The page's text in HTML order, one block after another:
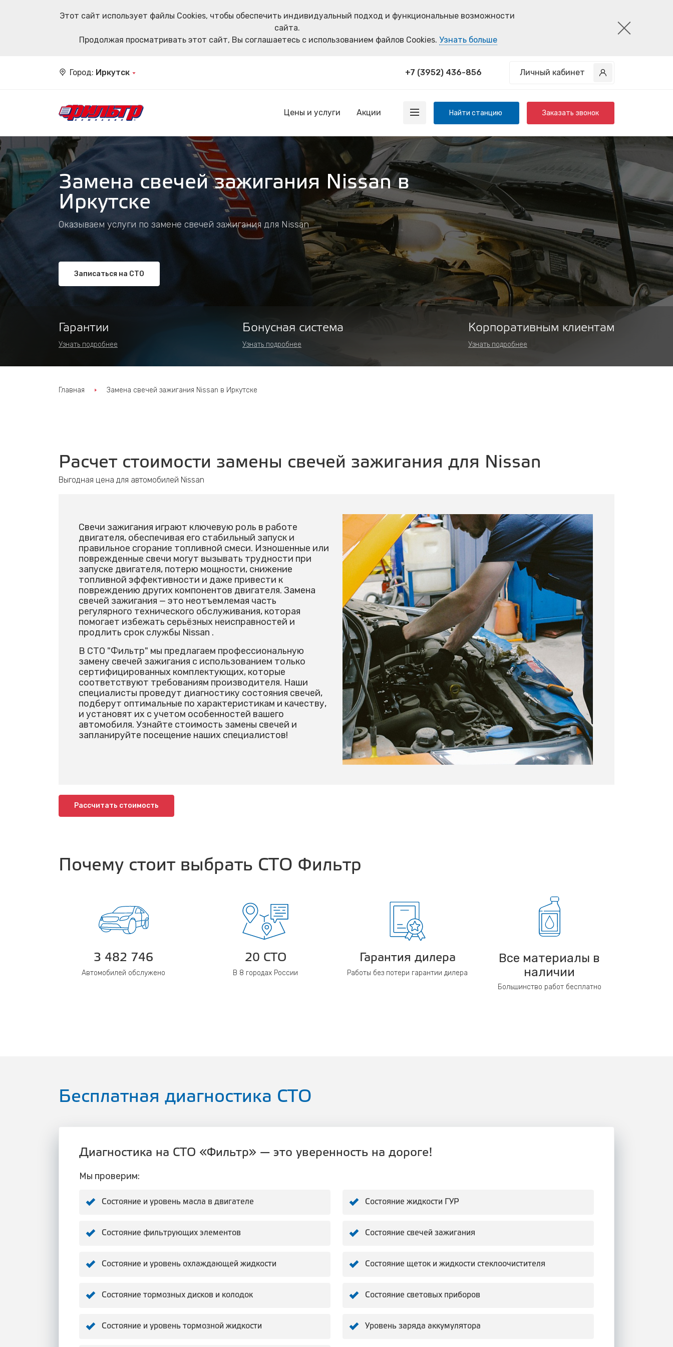
Этот сайт использует файлы Cookies, чтобы обеспечить индивидуальный подход и функциональные возможности
сайта.
Продолжая просматривать этот сайт, Вы соглашаетесь с использованием файлов Cookies. Узнать больше
Город: Иркутск +7 (3952) 436-856 Личный кабинет
Цены и услуги Акции Найти станцию Заказать звонок
Замена свечей зажигания Nissan в
Иркутске
Оказываем услуги по замене свечей зажигания для Nissan
Записаться на СТО
Гарантии
Узнать подробнее
Бонусная система
Узнать подробнее
Корпоративным клиентам
Узнать подробнее
Главная Замена свечей зажигания Nissan в Иркутске
Расчет стоимости замены свечей зажигания для Nissan
Выгодная цена для автомобилей Nissan
Свечи зажигания играют ключевую роль в работе
двигателя, обеспечивая его стабильный запуск и
правильное сгорание топливной смеси. Изношенные или
поврежденные свечи могут вызывать трудности при
запуске двигателя, потерю мощности, снижение
топливной эффективности и даже привести к
повреждению других компонентов двигателя. Замена
свечей зажигания — это неотъемлемая часть
регулярного технического обслуживания, которая
помогает избежать серьёзных неисправностей и
продлить срок службы Nissan .
В СТО "Фильтр" мы предлагаем профессиональную
замену свечей зажигания с использованием только
сертифицированных комплектующих, которые
соответствуют требованиям производителя. Наши
специалисты проведут диагностику состояния свечей,
подберут оптимальные по характеристикам и качеству,
и установят их с учетом особенностей вашего
автомобиля. Узнайте стоимость замены свечей и
запланируйте посещение наших специалистов!
Рассчитать стоимость
Почему стоит выбрать СТО Фильтр
3 482 746
Автомобилей обслужено
20 СТО
В 8 городах России
Гарантия дилера
Работы без потери гарантии дилера
Все материалы в
наличии
Большинство работ бесплатно
Бесплатная диагностика СТО
Диагностика на СТО «Фильтр» — это уверенность на дороге!
Мы проверим:
Состояние и уровень масла в двигателе
Состояние фильтрующих элементов
Состояние и уровень охлаждающей жидкости
Состояние тормозных дисков и колодок
Состояние и уровень тормозной жидкости
Состояние жидкости ГУР
Состояние свечей зажигания
Состояние щеток и жидкости стеклоочистителя
Состояние световых приборов
Уровень заряда аккумулятора